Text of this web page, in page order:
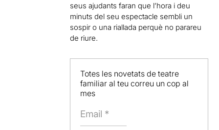
seus ajudants faran que l’hora i deu
minuts del seu espectacle sembli un
sospir o una riallada perquè no parareu
de riure.
Totes les novetats de teatre
familiar al teu correu un cop al
mes